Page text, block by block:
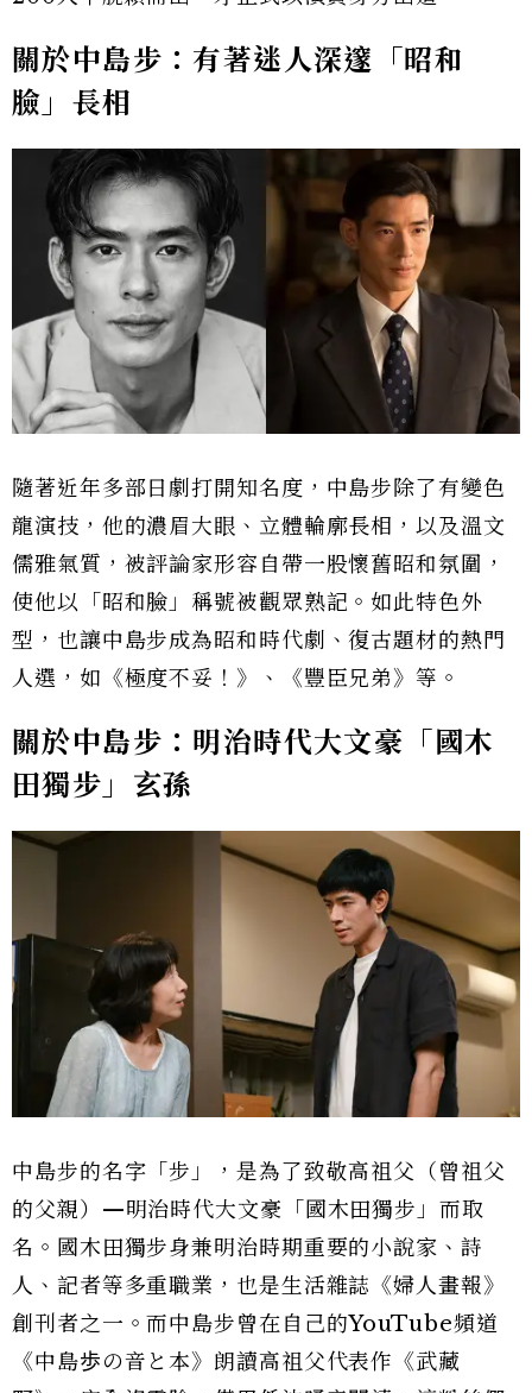
關於中島步：有著迷人深邃「昭和
臉」長相
隨著近年多部日劇打開知名度，中島步除了有變色
龍演技，他的濃眉大眼、立體輪廓長相，以及溫文
儒雅氣質，被評論家形容自帶一股懷舊昭和氛圍，
使他以「昭和臉」稱號被觀眾熟記。如此特色外
型，也讓中島步成為昭和時代劇、復古題材的熱門
人選，如《極度不妥！》、《豐臣兄弟》等。
關於中島步：明治時代大文豪「國木
田獨步」玄孫
中島步的名字「步」，是為了致敬高祖父（曾祖父
的父親）—明治時代大文豪「國木田獨步」而取
名。國木田獨步身兼明治時期重要的小說家、詩
人、記者等多重職業，也是生活雜誌《婦人畫報》
創刊者之一。而中島步曾在自己的YouTube頻道
《中島歩の音と本》朗讀高祖父代表作《武藏